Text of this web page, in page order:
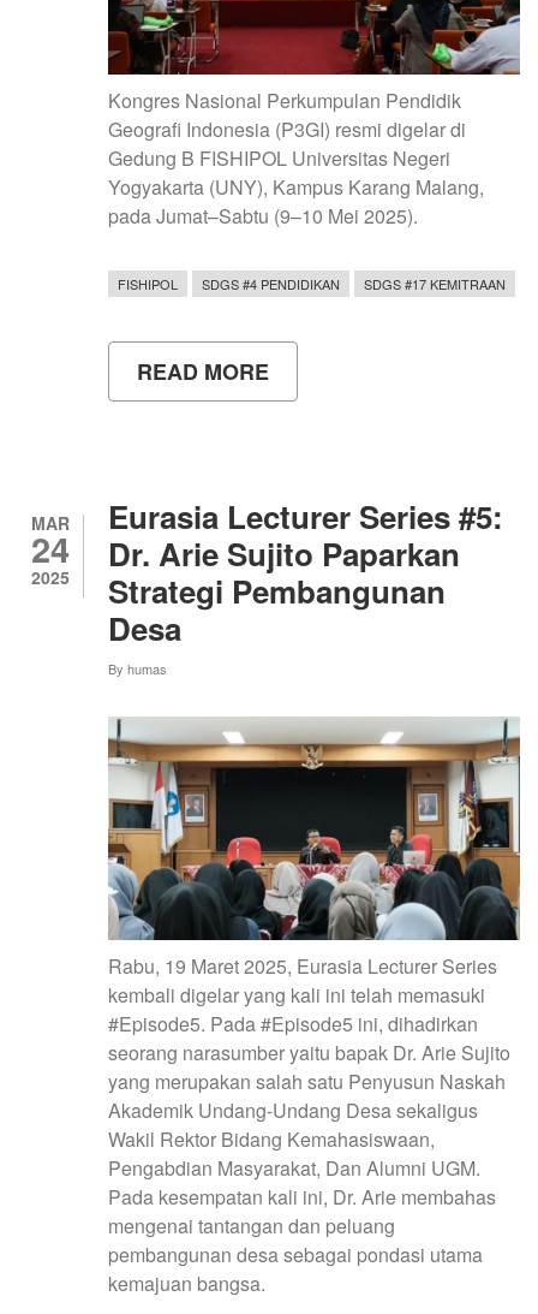
Kongres Nasional Perkumpulan Pendidik
Geografi Indonesia (P3GI) resmi digelar di
Gedung B FISHIPOL Universitas Negeri
Yogyakarta (UNY), Kampus Karang Malang,
pada Jumat–Sabtu (9–10 Mei 2025).
FISHIPOL SDGS #4 PENDIDIKAN SDGS #17 KEMITRAAN
READ MORE
KONGRES
JADI
MAPEL
WAJIB
DI
SEKOLAH
MAR
24
2025
Eurasia Lecturer Series #5:
Dr. Arie Sujito Paparkan
Strategi Pembangunan
Desa
By humas
Rabu, 19 Maret 2025, Eurasia Lecturer Series
kembali digelar yang kali ini telah memasuki
#Episode5. Pada #Episode5 ini, dihadirkan
seorang narasumber yaitu bapak Dr. Arie Sujito
yang merupakan salah satu Penyusun Naskah
Akademik Undang-Undang Desa sekaligus
Wakil Rektor Bidang Kemahasiswaan,
Pengabdian Masyarakat, Dan Alumni UGM.
Pada kesempatan kali ini, Dr. Arie membahas
mengenai tantangan dan peluang
pembangunan desa sebagai pondasi utama
kemajuan bangsa.